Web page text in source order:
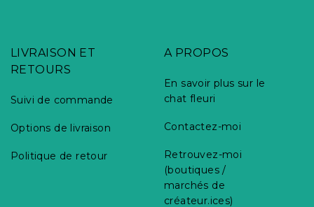
A PROPOS
En savoir plus sur le
chat fleuri
Contactez-moi
Retrouvez-moi
(boutiques /
marchés de
créateur.ices)
LIVRAISON ET
RETOURS
Suivi de commande
Options de livraison
Politique de retour